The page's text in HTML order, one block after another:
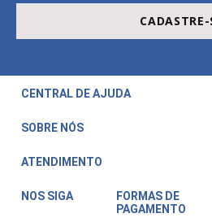
CADASTRE-
CENTRAL DE AJUDA
Central de Atendimento
Trocas e Devoluções
Fale Conosco
SOBRE NÓS
ATENDIMENTO
Horário de atendimento:
NOS SIGA
FORMAS DE
PAGAMENTO